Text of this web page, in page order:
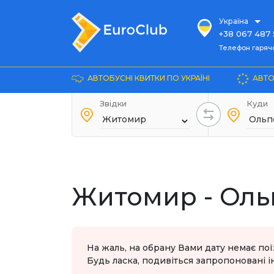
Україна
+38 067 487
Телефон гарячої
Довідка
+38 044
+38 067 240
Телефон
АВТОБУСНІ КВИТКИ ПО УКРАЇНІ
Звідки Куди
Житомир -
На жаль, на обрану Вами дату немає
Будь ласка, подивіться запропоновані